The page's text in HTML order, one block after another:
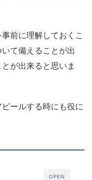
前に理解しておくこ
て備えることが出
が出来ると思いま
ールする時にも役に
OPEN